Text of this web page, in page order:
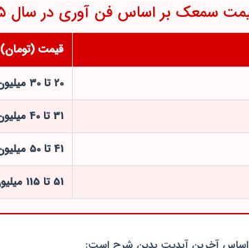
سمعک بر اساس فن آوری در سال ۱۴۰۵
قیمت (تومان)
20 تا ۳0 میلیون
31 تا 40 میلیون
41 تا 50 میلیون
51 تا 115 میلیون